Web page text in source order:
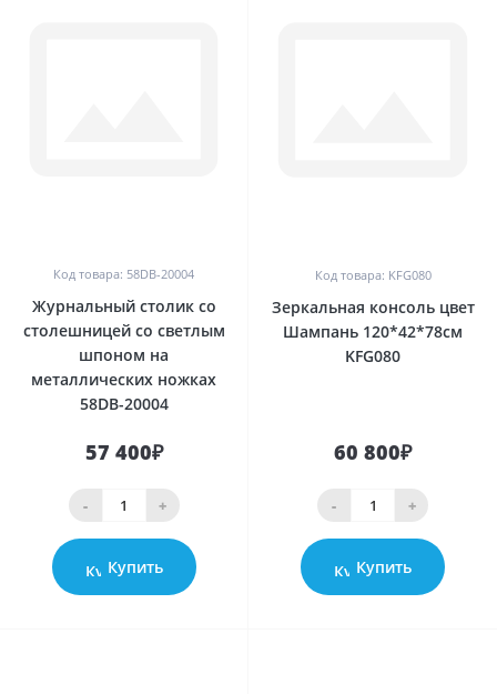
Код товара: 58DB-20004
Журнальный столик со
столешницей со светлым
шпоном на
металлических ножках
58DB-20004
57 400₽
- +
Купить
Код товара: KFG080
Зеркальная консоль цвет
Шампань 120*42*78см
KFG080
60 800₽
- +
Купить